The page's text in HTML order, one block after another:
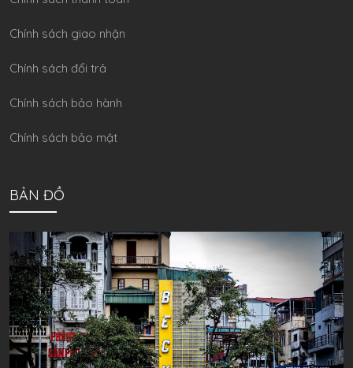
Chính sách giao nhận
Chính sách đổi trả
Chính sách bảo hành
Chính sách bảo mật
BẢN ĐỒ